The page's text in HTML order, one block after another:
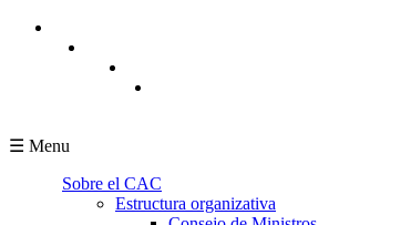
Pasar al contenido principal
☰ Menu
Sobre el CAC
Estructura organizativa